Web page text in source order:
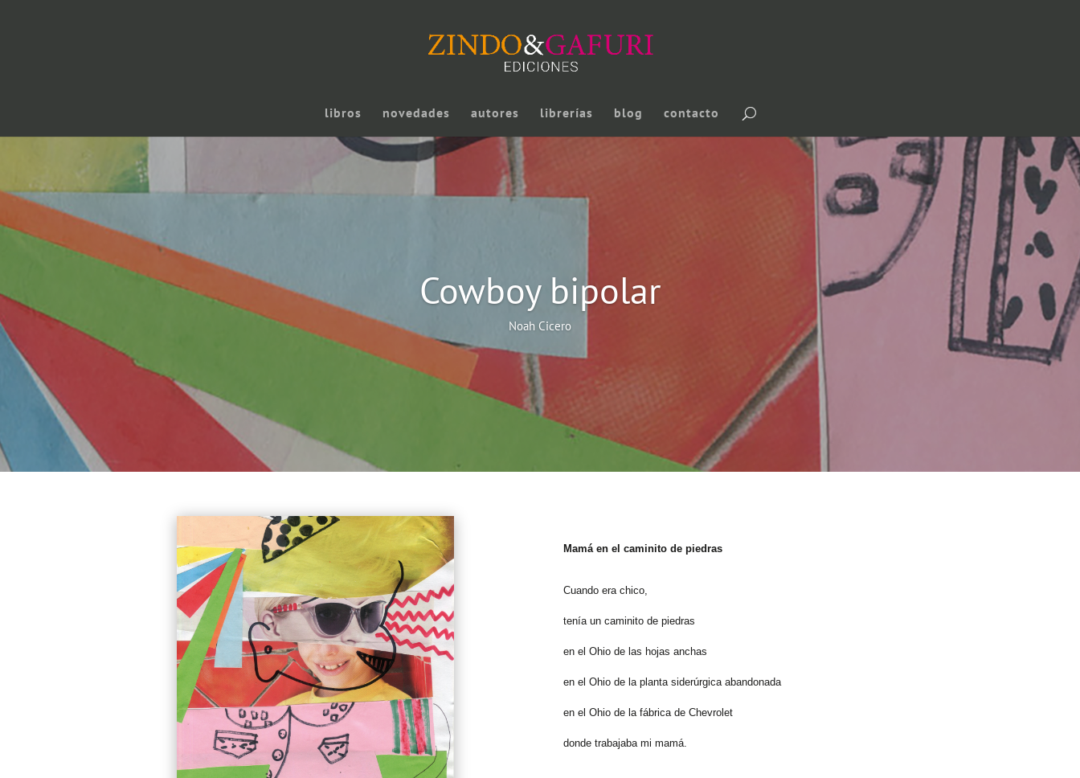
libros novedades autores librerías blog contacto
Cowboy bipolar
Noah Cicero
Mamá en el caminito de piedras
Cuando era chico,
tenía un caminito de piedras
en el Ohio de las hojas anchas
en el Ohio de la planta siderúrgica abandonada
en el Ohio de la fábrica de Chevrolet
donde trabajaba mi mamá.